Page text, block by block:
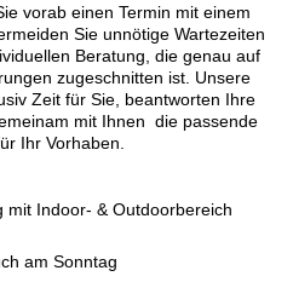
vorab einen Termin mit einem
Sie unnötige Wartezeiten
Beratung, die genau auf
zugeschnitten ist. Unsere
Zeit für Sie, beantworten Ihre
mit Ihnen die passende
Ihr Vorhaben.
mit Indoor- & Outdoorbereich
am Sonntag